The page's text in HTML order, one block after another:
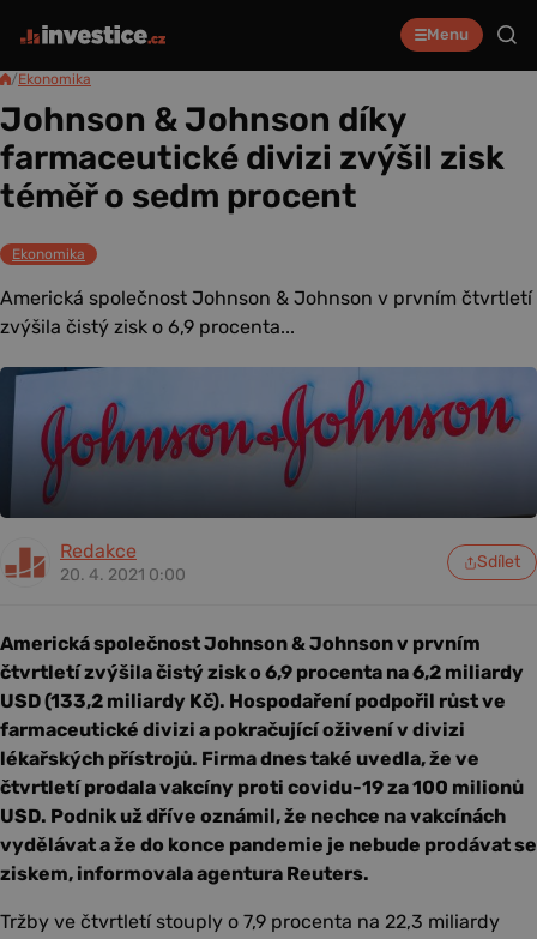
Menu
/Ekonomika
Johnson & Johnson díky
farmaceutické divizi zvýšil zisk
téměř o sedm procent
Ekonomika
Americká společnost Johnson & Johnson v prvním čtvrtletí
zvýšila čistý zisk o 6,9 procenta...
Redakce
20. 4. 2021 0:00
Sdílet
Americká společnost Johnson & Johnson v prvním
čtvrtletí zvýšila čistý zisk o 6,9 procenta na 6,2 miliardy
USD (133,2 miliardy Kč). Hospodaření podpořil růst ve
farmaceutické divizi a pokračující oživení v divizi
lékařských přístrojů. Firma dnes také uvedla, že ve
čtvrtletí prodala vakcíny proti covidu-19 za 100 milionů
USD. Podnik už dříve oznámil, že nechce na vakcínách
vydělávat a že do konce pandemie je nebude prodávat se
ziskem, informovala agentura Reuters.
Tržby ve čtvrtletí stouply o 7,9 procenta na 22,3 miliardy